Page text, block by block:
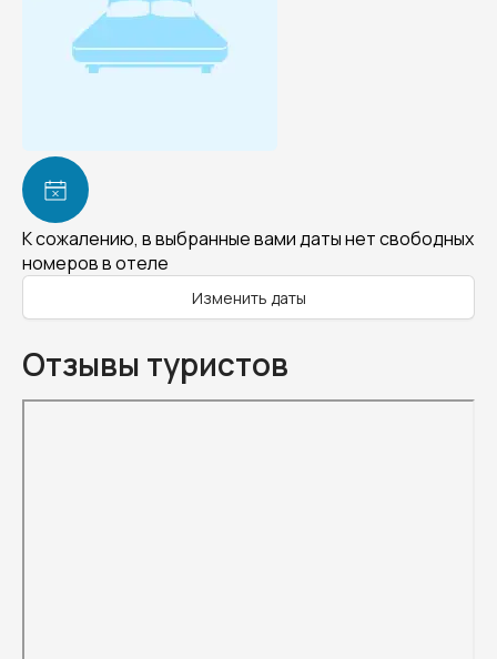
К сожалению, в выбранные вами даты нет свободных
номеров в отеле
Изменить даты
Отзывы туристов